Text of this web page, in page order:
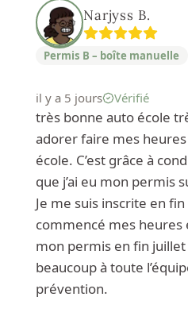
Narjyss B.
Permis B – boîte manuelle
il y a 5 jours Vérifié
très bonne auto école
adorer faire mes
école. C’est grâce à
que j’ai eu mon permis
Je me suis inscrite en fin
commencé mes heures
mon permis en fin
beaucoup à toute
prévention.